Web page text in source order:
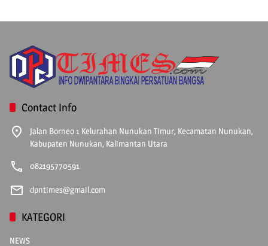
Contact Info
Jalan Borneo 1 Kelurahan Nunukan Timur, Kecamatan Nunukan,
Kabupaten Nunukan, Kalimantan Utara
082195770591
dpntimes@gmail.com
KATEGORI
NEWS